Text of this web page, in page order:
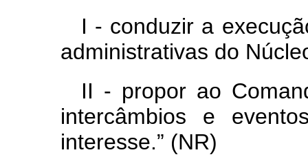
I - conduzir a
administrativas do
II - propor ao
intercâmbios e
interesse.” (NR)